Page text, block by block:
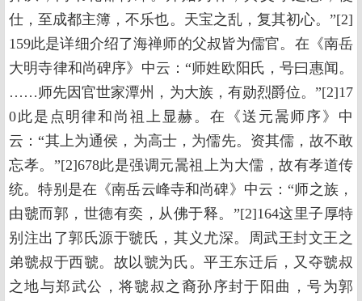
仕，至成都主簿，不乐也。天宝之乱，复其初心。”[2]
159此是详细介绍了海禅师的父叔皆为儒官。在《南岳
大明寺律和尚碑序》中云：“师姓欧阳氏，号曰惠闻。
……师先因官世家潭州，为大族，有勋烈爵位。”[2]17
0此是点明律和尚祖上显赫。在《送元暠师序》中
云：“其上为通侯，为高士，为儒先。资其儒，故不敢
忘孝。”[2]678此是强调元暠祖上为大儒，故有孝道传
统。特别是在《南岳云峰寺和尚碑》中云：“师之族，
由虢而郭，世德有奕，从佛于释。”[2]164这里子厚特
别注出了郭氏源于虢氏，其义尤深。周武王封文王之
弟虢叔于西虢。故以虢为氏。平王东迁后，又夺虢叔
之地与郑武公，将虢叔之裔孙序封于阳曲，号为郭